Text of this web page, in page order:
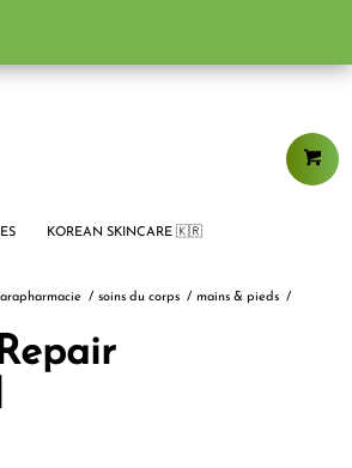
KOREAN SKINCARE 🇰🇷
/ soins du corps / mains & pieds /